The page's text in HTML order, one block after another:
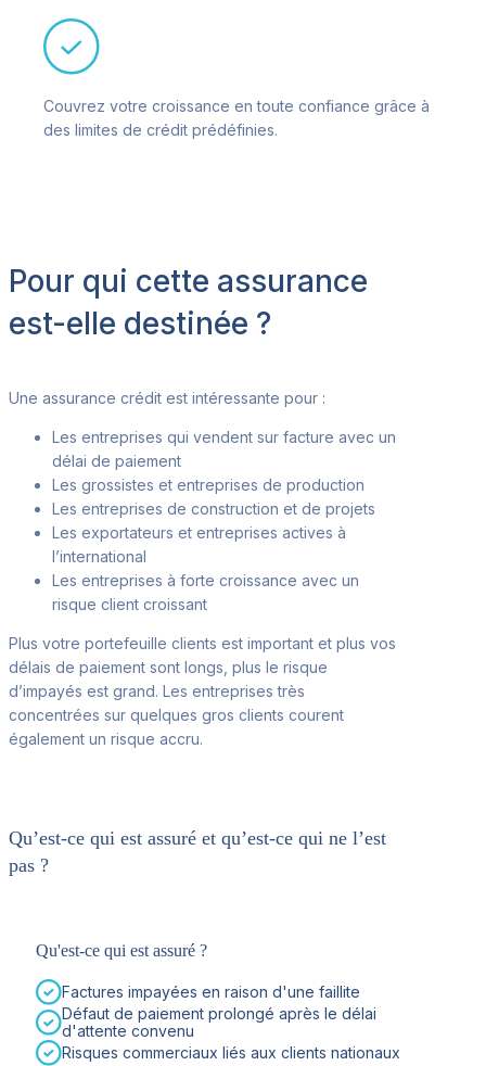
Couvrez votre croissance en toute confiance grâce à
des limites de crédit prédéfinies.
Pour qui cette assurance
est-elle destinée ?
Une assurance crédit est intéressante pour :
Les entreprises qui vendent sur facture avec un
délai de paiement
Les grossistes et entreprises de production
Les entreprises de construction et de projets
Les exportateurs et entreprises actives à
l’international
Les entreprises à forte croissance avec un
risque client croissant
Plus votre portefeuille clients est important et plus vos
délais de paiement sont longs, plus le risque
d’impayés est grand. Les entreprises très
concentrées sur quelques gros clients courent
également un risque accru.
Qu’est-ce qui est assuré et qu’est-ce qui ne l’est
pas ?
Qu'est-ce qui est assuré ?
Factures impayées en raison d'une faillite
Défaut de paiement prolongé après le délai
d'attente convenu
Risques commerciaux liés aux clients nationaux